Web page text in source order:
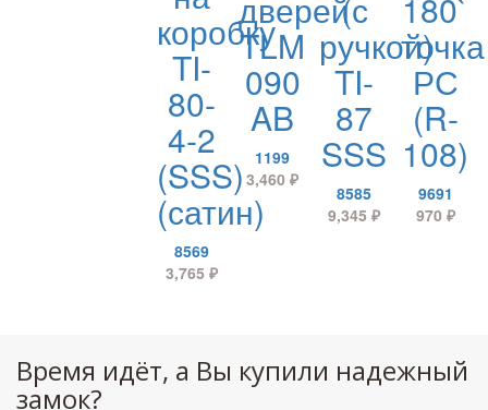
коробку
TI-
80-
4-2
(SSS)
(сатин)
8569
3,765 ₽
TLM
090
AB
1199
3,460₽
ручкой)
TI-
87
SSS
8585
9,345₽
точка
РС
(R-
108)
9691
970 ₽
Время идёт, а Вы купили надежный
замок?